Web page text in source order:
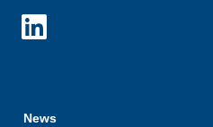
LinkedIn
News